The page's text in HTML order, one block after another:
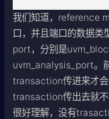
我们知道，reference
口，并且端口的数据
port，分别是
uvm_analysis_port。
transaction传进来才会
transaction传出去就不
很好理解，没有